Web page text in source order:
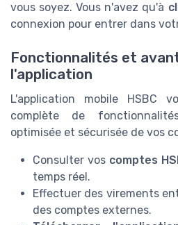
vous soyez. Vous n'avez qu'à
connexion pour entrer dans
Fonctionnalités et
l'application
L'application mobile HSBC
complète de
optimisée et sécurisée de vos
Consulter vos comptes
temps réel.
Effectuer des virements
des comptes externes.